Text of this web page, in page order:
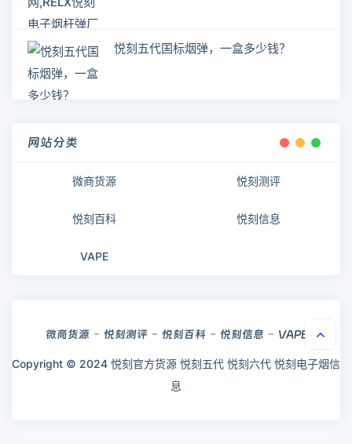
悦刻五代国标烟弹，一盒多少钱？
网站分类
微商货源 悦刻测评
悦刻百科 悦刻信息
VAPE
微商货源 悦刻测评 悦刻百科 悦刻信息 VAPE
Copyright © 2024 悦刻官方货源 悦刻五代 悦刻六代 悦刻电子烟信
息